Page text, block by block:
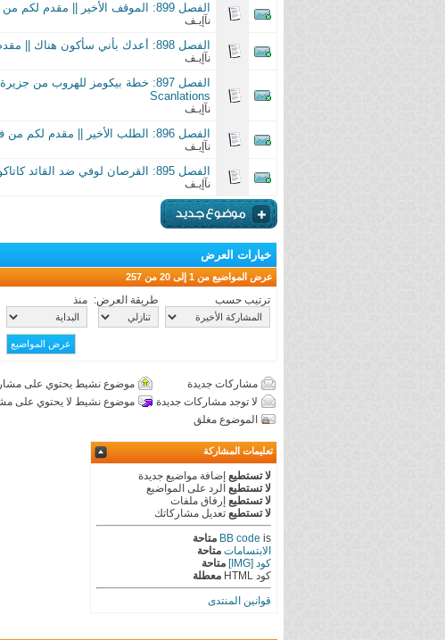
الفصل 899: الموقف الأخير || مقدم لكم من فريق العاشق للمانجا ||3asq Manga Scanlations
نآإيـف
الفصل 898: أعدك بأني سأكون هناك || مقدم لكم من فريق العاشق للمانجا ||3asq Manga Scanlations
نآإيـف
Scanlations
نآإيـف
الفصل 896: الطلب الأخير || مقدم لكم من فريق العاشق للمانجا ||3asq Manga Scanlations
نآإيـف
الفصل 895: القرصان لوفي ضد القائد كاتاكوري || مقدم لكم من فريق العاشق للمانجا ||3asq Manga Scanlations
نآإيـف
خيارات العرض
عرض المواضيع من 1 إلى 20 من 257
ترتيب حسب طريقة العرض: منذ
مشاركات جديدة
موضوع نشيط يحتوي على
لا توجد مشاركات جديدة
موضوع نشيط لا يحتوي على
الموضوع مغلق
تعليمات المشاركة
لا تستطيع إضافة مواضيع جديدة
لا تستطيع الرد على المواضيع
لا تستطيع إرفاق ملفات
لا تستطيع تعديل مشاركاتك
BB code is
متاحة
الابتسامات متاحة
كود [IMG]
متاحة
كود HTML
معطلة
قوانين المنتدى